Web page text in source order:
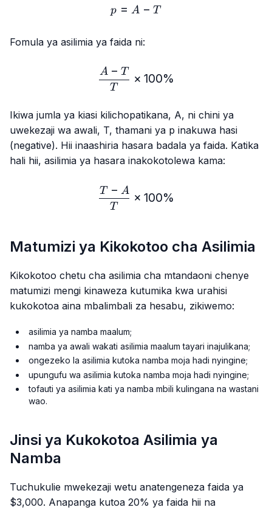
p = A - T
p = A − T
Fomula ya asilimia ya faida ni:
\frac{A-T}{T} × 100\%
T
A − T × 100%
Ikiwa jumla ya kiasi kilichopatikana, A, ni chini ya
uwekezaji wa awali, T, thamani ya p inakuwa hasi
(negative). Hii inaashiria hasara badala ya faida. Katika
hali hii, asilimia ya hasara inakokotolewa kama:
\frac{T-A}{T} × 100\%
T
T − A × 100%
Matumizi ya Kikokotoo cha Asilimia
Kikokotoo chetu cha asilimia cha mtandaoni chenye
matumizi mengi kinaweza kutumika kwa urahisi
kukokotoa aina mbalimbali za hesabu, zikiwemo:
asilimia ya namba maalum;
namba ya awali wakati asilimia maalum tayari inajulikana;
ongezeko la asilimia kutoka namba moja hadi nyingine;
upungufu wa asilimia kutoka namba moja hadi nyingine;
tofauti ya asilimia kati ya namba mbili kulingana na wastani
wao.
Jinsi ya Kukokotoa Asilimia ya
Namba
Tuchukulie mwekezaji wetu anatengeneza faida ya
$3,000. Anapanga kutoa 20% ya faida hii na